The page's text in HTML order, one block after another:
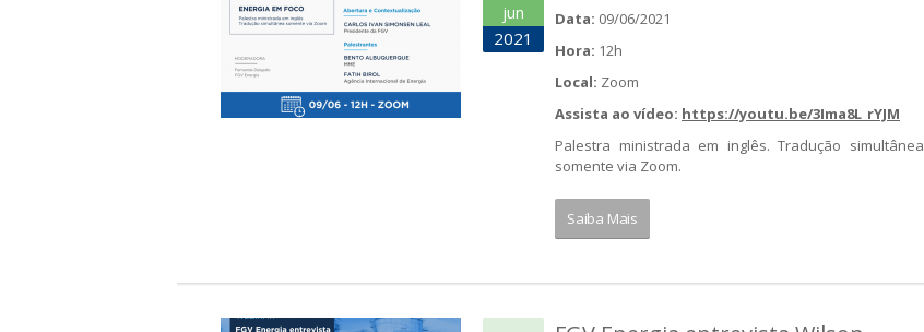
jun
2021
Data: 09/06/2021
Hora: 12h
Local: Zoom
Assista ao vídeo: https://youtu.be/3Ima8L_rYJM
Palestra ministrada em inglês. Tradução simultânea
somente via Zoom.
Saiba Mais